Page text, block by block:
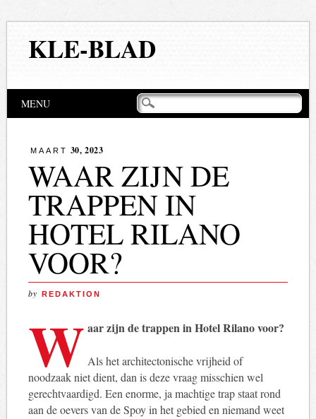
KLE-BLAD
Hoofdmenu
MENU
MAART 30, 2023
WAAR ZIJN DE
TRAPPEN IN
HOTEL RILANO
VOOR?
by REDAKTION
W aar zijn de trappen in Hotel Rilano voor?
Als het architectonische vrijheid of
noodzaak niet dient, dan is deze vraag misschien wel
gerechtvaardigd. Een enorme, ja machtige trap staat rond
aan de oevers van de Spoy in het gebied en niemand weet